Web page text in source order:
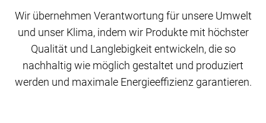
Wir übernehmen Verantwortung für unsere Umwelt
und unser Klima, indem wir Produkte mit höchster
Qualität und Langlebigkeit entwickeln, die so
nachhaltig wie möglich gestaltet und produziert
werden und maximale Energieeffizienz garantieren.